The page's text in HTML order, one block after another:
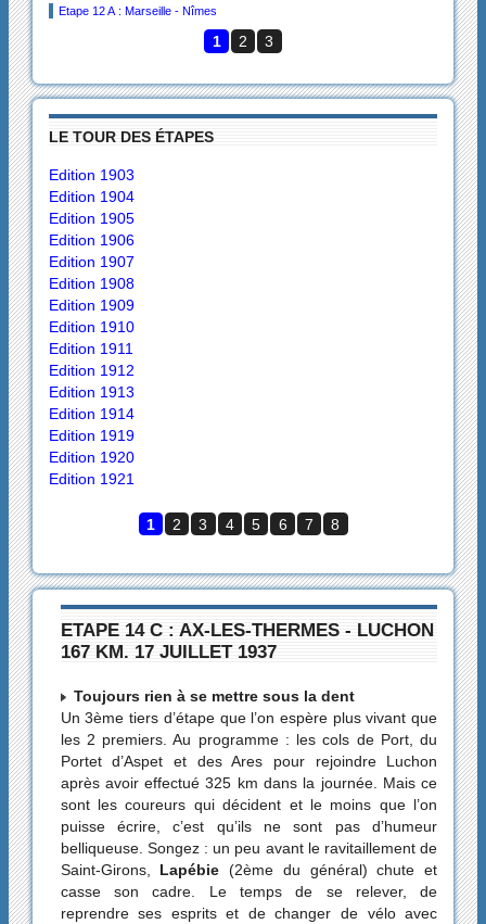
Etape 12 A : Marseille - Nîmes
1 2 3
LE TOUR DES ÉTAPES
Edition 1903
Edition 1904
Edition 1905
Edition 1906
Edition 1907
Edition 1908
Edition 1909
Edition 1910
Edition 1911
Edition 1912
Edition 1913
Edition 1914
Edition 1919
Edition 1920
Edition 1921
1 2 3 4 5 6 7 8
ETAPE 14 C : AX-LES-THERMES - LUCHON
167 KM. 17 JUILLET 1937
Toujours rien à se mettre sous la dent
Un 3ème tiers d’étape que l’on espère plus vivant que
les 2 premiers. Au programme : les cols de Port, du
Portet d’Aspet et des Ares pour rejoindre Luchon
après avoir effectué 325 km dans la journée. Mais ce
sont les coureurs qui décident et le moins que l’on
puisse écrire, c’est qu’ils ne sont pas d’humeur
belliqueuse. Songez : un peu avant le ravitaillement de
Saint-Girons, Lapébie (2ème du général) chute et
casse son cadre. Le temps de se relever, de
reprendre ses esprits et de changer de vélo avec